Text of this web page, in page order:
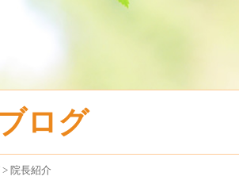
ログ
> 院長紹介